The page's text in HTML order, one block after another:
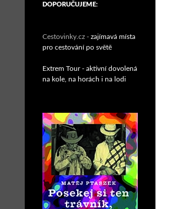
DOPORUČUJEME:
Cestovinky.cz - zajímavá místa
pro cestování po světě
Extrem Tour - aktivní dovolená
na kole, na horách i na lodi